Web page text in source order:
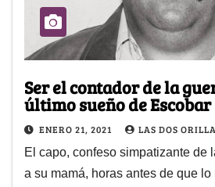
Ser el contador de la
último sueño de Escobar
ENERO 21, 2021 LAS DOS
El capo, confeso simpatizante de
a su mamá, horas antes de que